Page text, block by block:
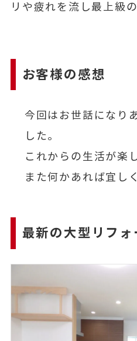
リや疲れを流し最上級
お客様の感想
今回はお世話になり
した。
これからの生活が楽
また何かあれば宜し
最新の大型リフォ